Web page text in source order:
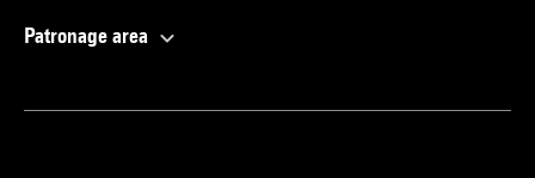
Patronage area